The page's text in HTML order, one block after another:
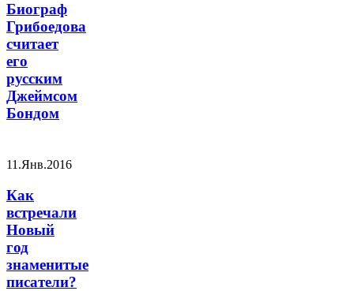
Биограф
Грибоедова
считает
его
русским
Джеймсом
Бондом
11.Янв.2016
Как
встречали
Новый
год
знаменитые
писатели?